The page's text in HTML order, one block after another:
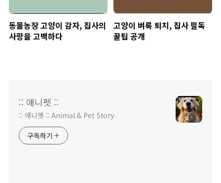
동물농장 고양이 감자, 집사의
사랑을 고백하다
고양이 벼룩 퇴치, 집사 필독
꿀팁 공개
:: 애니펫 ::
:: 애니펫 :: Animal & Pet Story
구독하기